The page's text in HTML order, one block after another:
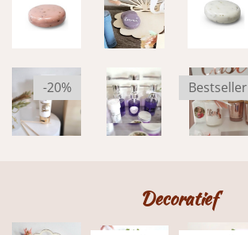
-20% Bestseller
Decoratief